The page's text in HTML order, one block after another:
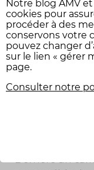
de zones
bien plus
que les voitures
particulières.
signifie qu’un
automobile
Derrière un
Notre blog AMV et
cookies pour
procéder à des
conservons votre
pouvez changer
sur le lien « gérer
page.
Consulter notre